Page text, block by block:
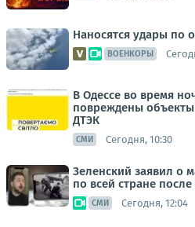
Наносятся удары по
ВОЕНКОРЫ
В Одессе во время
повреждены объекты
ДТЭК
СМИ Сегодня, 10:30
Зеленский заявил о
по всей стране
СМИ Сегодня, 12:04